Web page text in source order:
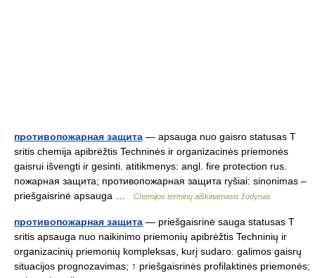
противопожарная защита — apsauga nuo gaisro statusas T
sritis chemija apibrėžtis Techninės ir organizacinės priemonės
gaisrui išvengti ir gesinti. atitikmenys: angl. fire protection rus.
пожарная защита; противопожарная защита ryšiai: sinonimas –
priešgaisrinė apsauga …
Chemijos terminų aiškinamasis žodynas
противопожарная защита — priešgaisrinė sauga statusas T
sritis apsauga nuo naikinimo priemonių apibrėžtis Techninių ir
organizacinių priemonių kompleksas, kurį sudaro: galimos gaisrų
situacijos prognozavimas; ↑ priešgaisrinės profilaktinės priemonės;